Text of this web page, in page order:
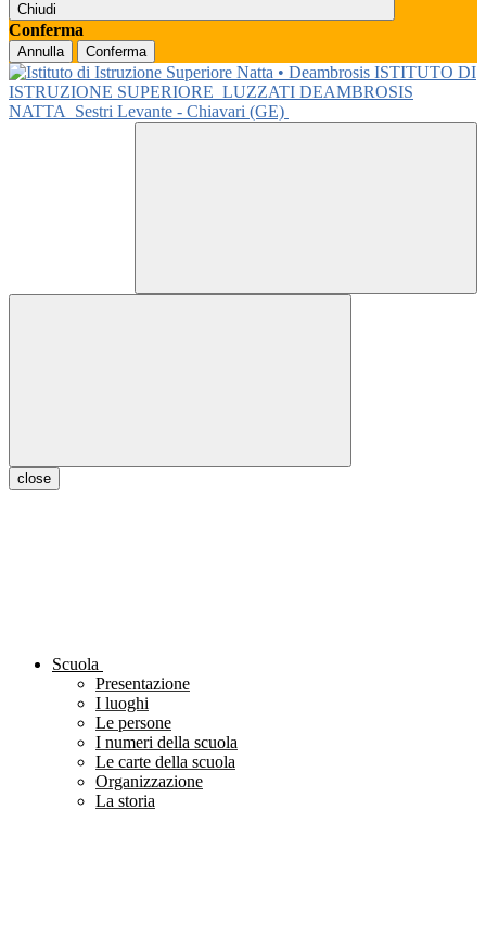
Chiudi
Conferma
Annulla Conferma
ISTITUTO DI
ISTRUZIONE SUPERIORE LUZZATI DEAMBROSIS
NATTA
Sestri Levante - Chiavari (GE)
close
Scuola
Presentazione
I luoghi
Le persone
I numeri della scuola
Le carte della scuola
Organizzazione
La storia